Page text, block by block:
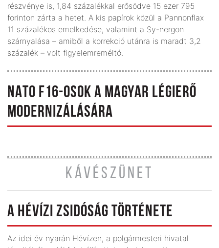
részvénye is, 1,84 százalékkal erősödve 15 ezer 795
forinton zárta a hetet. A kis papírok közül a Pannonflax
11 százalékos emelkedése, valamint a Sy-nergon
szárnyalása – amiből a korrekció utánra is maradt 3,2
százalék – volt figyelemreméltó.
NATO F16-OSOK A MAGYAR LÉGIERŐ
MODERNIZÁLÁSÁRA
KÁVÉSZÜNET
A HÉVÍZI ZSIDÓSÁG TÖRTÉNETE
Az idei év nyarán Hévízen, a polgármesteri hivatal